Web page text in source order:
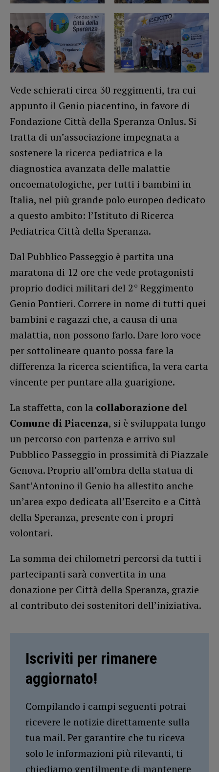
Vede schierati circa 30 reggimenti, tra cui
appunto il Genio piacentino, in favore di
Fondazione Città della Speranza Onlus. Si
tratta di un’associazione impegnata a
sostenere la ricerca pediatrica e la
diagnostica avanzata delle malattie
oncoematologiche, per tutti i bambini in
Italia, nel più grande polo europeo dedicato
a questo ambito: l’Istituto di Ricerca
Pediatrica Città della Speranza.
Dal Pubblico Passeggio è partita una
maratona di 12 ore che vede protagonisti
proprio dodici militari del 2° Reggimento
Genio Pontieri. Correre in nome di tutti quei
bambini e ragazzi che, a causa di una
malattia, non possono farlo. Dare loro voce
per sottolineare quanto possa fare la
differenza la ricerca scientifica, la vera carta
vincente per puntare alla guarigione.
La staffetta, con la collaborazione del
Comune di Piacenza, si è sviluppata lungo
un percorso con partenza e arrivo sul
Pubblico Passeggio in prossimità di Piazzale
Genova. Proprio all’ombra della statua di
Sant’Antonino il Genio ha allestito anche
un’area expo dedicata all’Esercito e a Città
della Speranza, presente con i propri
volontari.
La somma dei chilometri percorsi da tutti i
partecipanti sarà convertita in una
donazione per Città della Speranza, grazie
al contributo dei sostenitori dell’iniziativa.
Iscriviti per rimanere
aggiornato!
Compilando i campi seguenti potrai
ricevere le notizie direttamente sulla
tua mail. Per garantire che tu riceva
solo le informazioni più rilevanti, ti
chiediamo gentilmente di mantenere